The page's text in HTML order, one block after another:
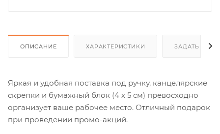
ОПИСАНИЕ ХАРАКТЕРИСТИКИ ЗАДАТЬ
Яркая и удобная поставка под ручку, канцелярские
скрепки и бумажный блок (4 х 5 см) превосходно
организует ваше рабочее место. Отличный подарок
при проведении промо-акций.